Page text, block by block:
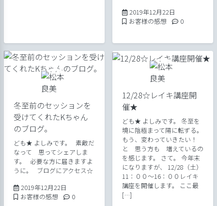
2019年12月22日
Posted in
お客様の感想 Comments:
0
冬至前のセッションを
受けてくれたKちゃん
のブログ。
ども★ よしみです。 素敵だ
なって 思ってシェアしま
す。 必要な方に届きますよ
うに。 ブログにアクセス☆
2019年12月22日
Posted in
お客様の感想 Comments:
0
12/28☆レイキ講座開
催★
ども★ よしみです。 冬至を
境に陰極まって陽に転ずる。
もう、変わっていきたい！
と 思う方も 増えているの
を感じます。 さて。 今年末
になりますが、 12/28（土）
11：００～16：００レイキ
講座を開催します。 ここ最
[…]